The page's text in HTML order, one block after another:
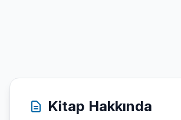
Kitap Hakkında